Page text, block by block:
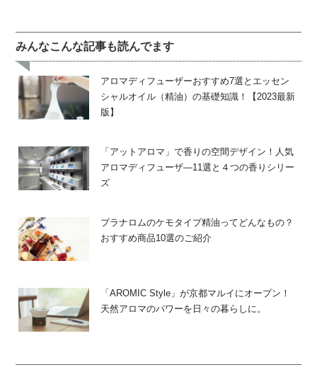
みんなこんな記事も読んでます
アロマディフューザーおすすめ7選とエッセン
シャルオイル（精油）の基礎知識！【2023最新
版】
「アットアロマ」で香りの空間デザイン！人気
アロマディフューザ―11選と４つの香りシリー
ズ
プラナロムのケモタイプ精油ってどんなもの？
おすすめ商品10選のご紹介
「AROMIC Style」が京都マルイにオープン！
天然アロマのパワーを日々の暮らしに。